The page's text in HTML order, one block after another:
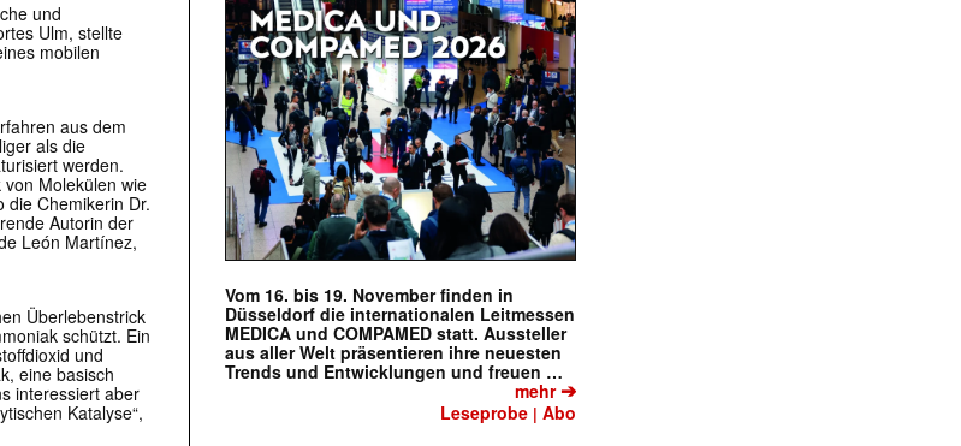
und
Ulm, stellte
mobilen
aus dem
als die
werden.
Molekülen wie
die Chemikerin Dr.
Autorin der
León Martínez,
Überlebenstrick
schützt. Ein
und
eine basisch
interessiert aber
Katalyse“,
Vom 16. bis 19. November finden in
Düsseldorf die internationalen Leitmessen
MEDICA und COMPAMED statt. Aussteller
aus aller Welt präsentieren ihre neuesten
Trends und Entwicklungen und freuen …
mehr➔
Leseprobe |Abo